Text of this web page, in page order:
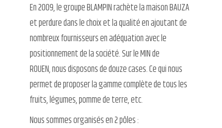
En 2009, le groupe BLAMPIN rachète la maison BAUZA
et perdure dans le choix et la qualité en ajoutant de
nombreux fournisseurs en adéquation avec le
positionnement de la société. Sur le MIN de
ROUEN, nous disposons de douze cases. Ce qui nous
permet de proposer la gamme complète de tous les
fruits, légumes, pomme de terre, etc.
Nous sommes organisés en 2 pôles :